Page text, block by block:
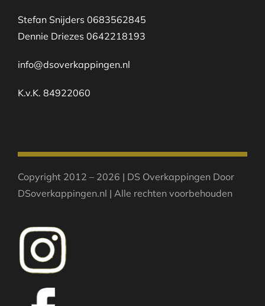
Stefan Snijders 0683562845
Dennie Driezes 0642218193
info@dsoverkappingen.nl
K.v.K. 84922060
Copyright 2012 – 2026 | DS Overkappingen Door
DSoverkappingen.nl | Alle rechten voorbehouden